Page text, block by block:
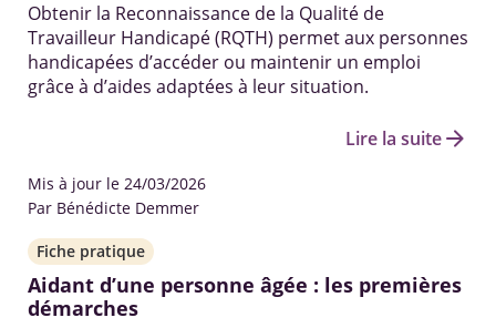
Obtenir la Reconnaissance de la Qualité de
Travailleur Handicapé (RQTH) permet aux personnes
handicapées d’accéder ou maintenir un emploi
grâce à d’aides adaptées à leur situation.
Lire la suitearrow_forward
Mis à jour le 24/03/2026
Par Bénédicte Demmer
Fiche pratique
Aidant d’une personne âgée : les premières
démarches